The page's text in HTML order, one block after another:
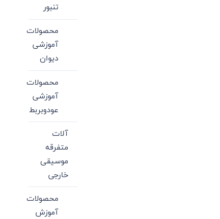
تنبور
محصولات
آموزشی
دیوان
محصولات
آموزشی
عودوبربط
آلات
متفرقه
موسیقی
خارجی
محصولات
آموزش